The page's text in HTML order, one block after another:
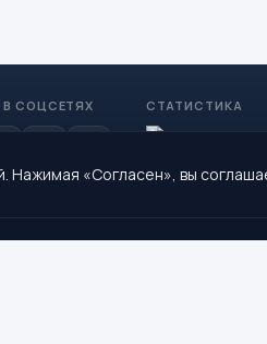
СОЦСЕТЯХ СТАТИСТИКА
Нажимая «Согласен», вы